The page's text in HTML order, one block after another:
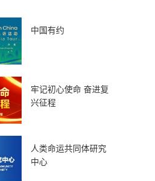
中国有约
牢记初心使命 奋进复
兴征程
人类命运共同体研究
中心